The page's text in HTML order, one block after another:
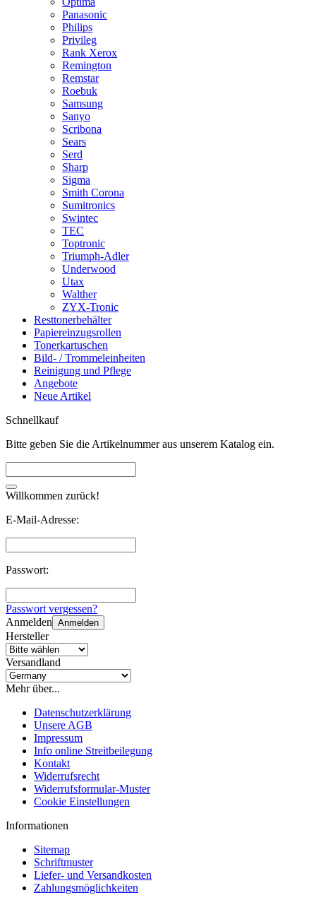
Panasonic
Philips
Privileg
Rank Xerox
Remington
Remstar
Roebuk
Samsung
Sanyo
Scribona
Sears
Serd
Sharp
Sigma
Smith Corona
Sumitronics
Swintec
TEC
Toptronic
Triumph-Adler
Underwood
Utax
Walther
ZYX-Tronic
Resttonerbehälter
Papiereinzugsrollen
Tonerkartuschen
Bild- / Trommeleinheiten
Reinigung und Pflege
Angebote
Neue Artikel
Schnellkauf
Bitte geben Sie die Artikelnummer aus unserem Katalog ein.
Willkommen zurück!
E-Mail-Adresse:
Passwort:
Passwort vergessen?
Anmelden Anmelden
Hersteller
Versandland
Mehr über...
Datenschutzerklärung
Unsere AGB
Impressum
Info online Streitbeilegung
Kontakt
Widerrufsrecht
Widerrufsformular-Muster
Cookie Einstellungen
Informationen
Sitemap
Schriftmuster
Liefer- und Versandkosten
Zahlungsmöglichkeiten